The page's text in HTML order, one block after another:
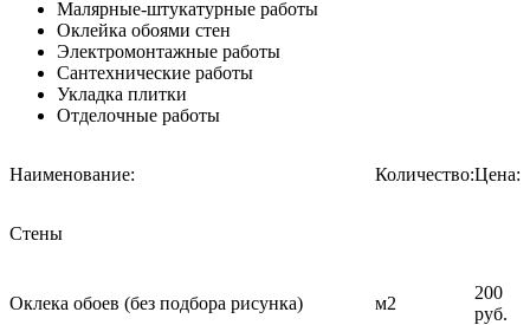
Малярные-штукатурные работы
Оклейка обоями стен
Электромонтажные работы
Сантехнические работы
Укладка плитки
Отделочные работы
Наименование: Количество:Цена:
Стены
Оклека обоев (без подбора рисунка) м2
200
руб.